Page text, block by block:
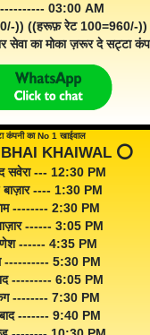
---------- 03:00 AM
)) ((हरूफ़ रेट 100=960/-))
का मोका ज़रूर दे सट्टा
कंपनी का No 1 खाईवाल
KHAIWAL ⭕️
सवेरा --- 12:30 PM
बाज़ार ---- 1:30 PM
-------- 2:30 PM
------ 3:05 PM
------ 4:35 PM
---------- 5:30 PM
--------- 6:05 PM
-------- 7:30 PM
------- 9:40 PM